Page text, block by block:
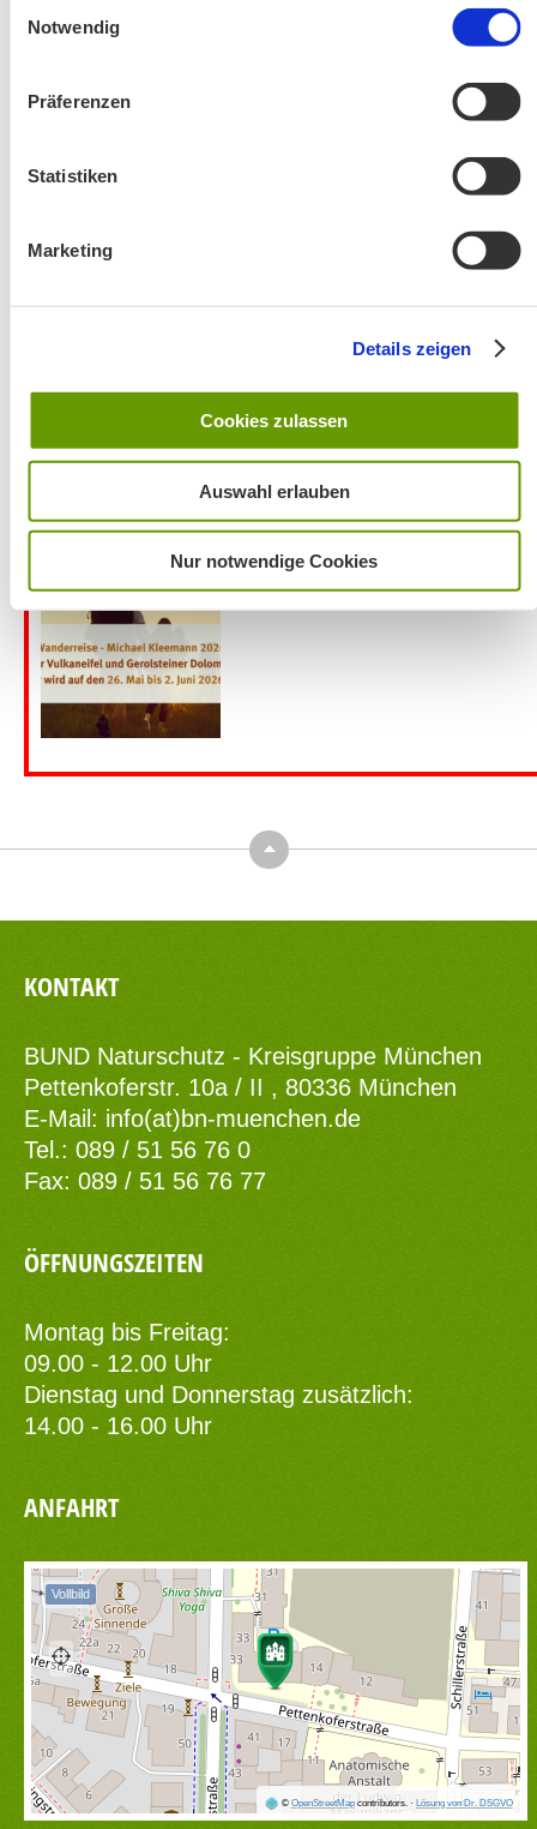
Notwendig
Präferenzen
Statistiken
Marketing
Details zeigen
Cookies zulassen
Auswahl erlauben
Nur notwendige Cookies
Café Pauli / Das Bergpanorama rund um Aschau
Wanderung entfällt
Aktuelles zu den Wanderreisen von Michael Kleemann
2026
Top
KONTAKT
BUND Naturschutz - Kreisgruppe München
Pettenkoferstr. 10a / II , 80336 München
E-Mail: info(at)bn-muenchen.de
Tel.: 089 / 51 56 76 0
Fax: 089 / 51 56 76 77
ÖFFNUNGSZEITEN
Montag bis Freitag:
09.00 - 12.00 Uhr
Dienstag und Donnerstag zusätzlich:
14.00 - 16.00 Uhr
ANFAHRT
© OpenStreetMapcontributors. · Lösung von Dr. DSGVO
Vollbild